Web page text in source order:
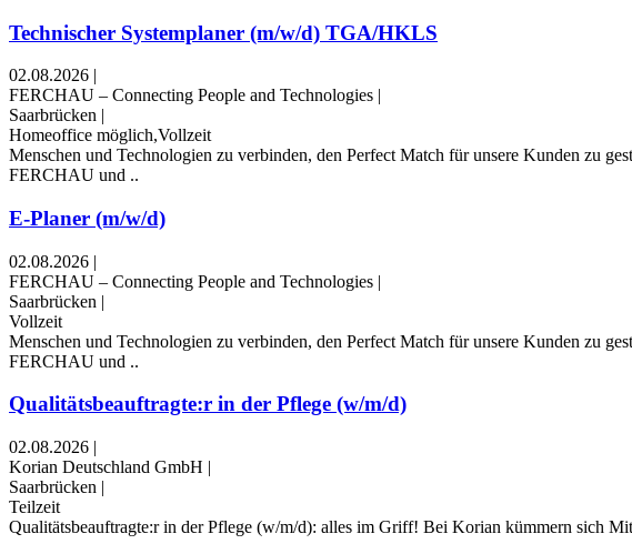
Technischer Systemplaner (m/w/d) TGA/HKLS
02.08.2026 |
FERCHAU – Connecting People and Technologies |
Saarbrücken |
Homeoffice möglich,Vollzeit
Menschen und Technologien zu verbinden, den Perfect Match für unsere Kunden zu
FERCHAU und ..
E-Planer (m/w/d)
02.08.2026 |
FERCHAU – Connecting People and Technologies |
Saarbrücken |
Vollzeit
Menschen und Technologien zu verbinden, den Perfect Match für unsere Kunden zu
FERCHAU und ..
Qualitätsbeauftragte:r in der Pflege (w/m/d)
02.08.2026 |
Korian Deutschland GmbH |
Saarbrücken |
Teilzeit
Qualitätsbeauftragte:r in der Pflege (w/m/d): alles im Griff! Bei Korian kümmern sich